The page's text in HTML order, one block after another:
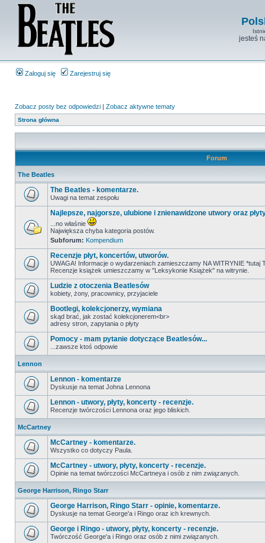
jesteś
Zaloguj się Zarejestruj się
Zobacz posty bez odpowiedzi | Zobacz aktywne tematy
Strona główna
Forum
The Beatles
The Beatles - komentarze.
Uwagi na temat zespołu
Najlepsze, najgorsze, ulubione i znienawidzone utwory oraz
...no właśnie
Największa chyba kategoria postów.
Subforum: Kompendium
Recenzje płyt, koncertów, utworów.
UWAGA! Informacje o wydarzeniach zamieszczamy NA WITRYNIE *tutaj
Recenzje książek umieszczamy w "Leksykonie Książek" na witrynie.
Ludzie z otoczenia Beatlesów
kobiety, żony, pracownicy, przyjaciele
Bootlegi, kolekcjonerzy, wymiana
skąd brać, jak zostać kolekcjonerem<br>
adresy stron, zapytania o płyty
Pomocy - mam pytanie dotyczące Beatlesów...
...zawsze ktoś odpowie
Lennon
Lennon - komentarze
Dyskusje na temat Johna Lennona
Lennon - utwory, płyty, koncerty - recenzje.
Recenzje twórczości Lennona oraz jego bliskich.
McCartney
McCartney - komentarze.
Wszystko co dotyczy Paula.
McCartney - utwory, płyty, koncerty - recenzje.
Opinie na temat twórczości McCartneya i osób z nim związanych.
George Harrison, Ringo Starr
George Harrison, Ringo Starr - opinie, komentarze.
Dyskusje na temat George'a i Ringo oraz ich krewnych.
George i Ringo - utwory, płyty, koncerty - recenzje.
Twórczość George'a i Ringo oraz osób z nimi związanych.